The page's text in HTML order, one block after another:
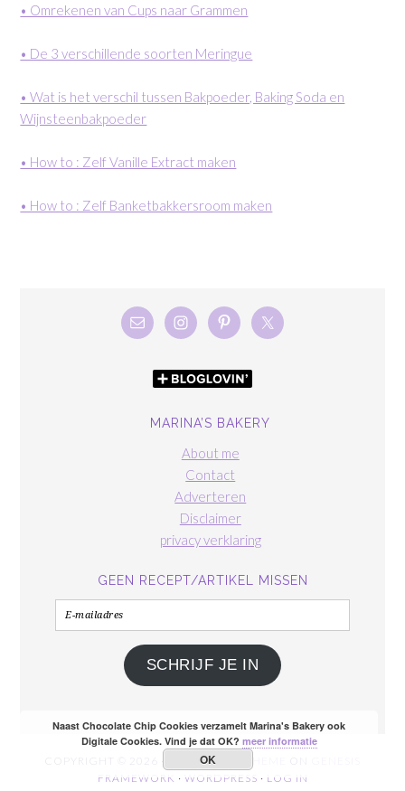
• Omrekenen van Cups naar Grammen
• De 3 verschillende soorten Meringue
• Wat is het verschil tussen Bakpoeder, Baking Soda en
Wijnsteenbakpoeder
• How to : Zelf Vanille Extract maken
• How to : Zelf Banketbakkersroom maken
MARINA’S BAKERY
About me
Contact
Adverteren
Disclaimer
privacy verklaring
GEEN RECEPT/ARTIKEL MISSEN
E-
mailadres
SCHRIJF JE IN
COPYRIGHT © 2026 · FOODIE PRO THEME
FRAMEWORK · WORDPRESS · LOG IN
Naast Chocolate Chip Cookies verzamelt Marina's Bakery ook
Digitale Cookies. Vind je dat OK? meer informatie
OK